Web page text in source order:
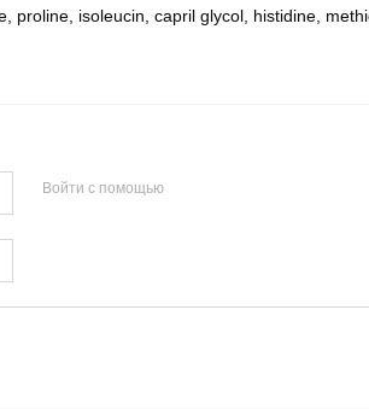
proline, isoleucin, capril glycol, histidine,
Войти с помощью